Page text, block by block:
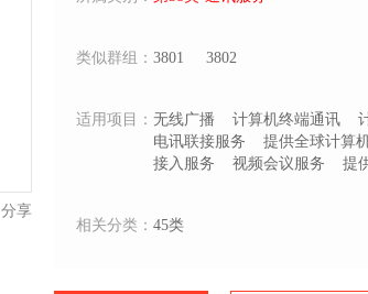
分享
类似群组： 3801 3802
适用项目： 无线广播 计算机终端通讯
电讯联接服务
提供全球计算
接入服务
视频会议服务 提
相关分类： 45类